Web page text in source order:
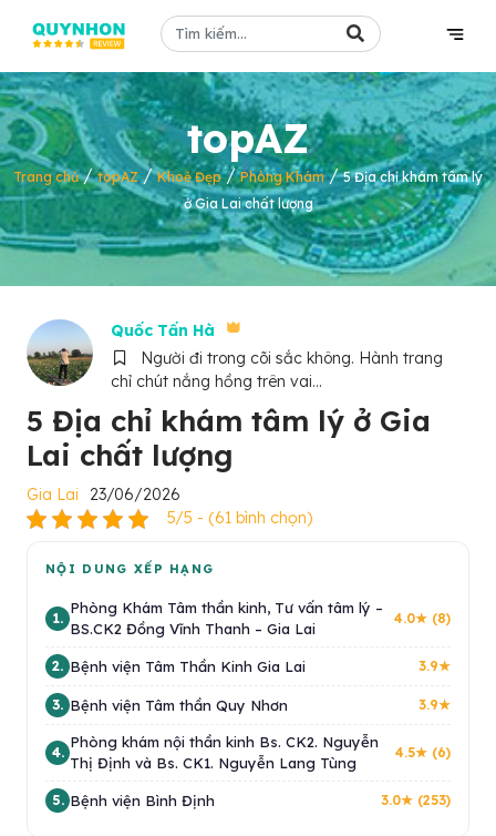
topAZ
Trang chủ/topAZ/Khoẻ Đẹp/Phòng Khám/5 Địa chỉ khám tâm lý
ở Gia Lai chất lượng
Quốc Tấn Hà
Người đi trong cõi sắc không. Hành trang
chỉ chút nắng hồng trên vai...
5 Địa chỉ khám tâm lý ở Gia
Lai chất lượng
Gia Lai
23/06/2026
5/5 - (61 bình chọn)
NỘI DUNG XẾP HẠNG
1.
Phòng Khám Tâm thần kinh, Tư vấn tâm lý –
BS.CK2 Đồng Vĩnh Thanh – Gia Lai
4.0★ (8)
2. Bệnh viện Tâm Thần Kinh Gia Lai 3.9★
3. Bệnh viện Tâm thần Quy Nhơn 3.9★
4.
Phòng khám nội thần kinh Bs. CK2. Nguyễn
Thị Định và Bs. CK1. Nguyễn Lang Tùng
4.5★ (6)
5. Bệnh viện Bình Định 3.0★ (253)